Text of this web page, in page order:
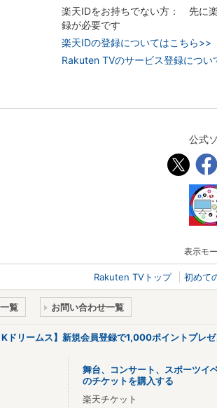
楽天IDをお持ちでない方： 先に
録が必要です
楽天IDの登録についてはこちら>>
Rakuten TVのサービス登録につい
公式
表示モ
Rakuten TVトップ 初めて
覧 お問い合わせ一覧
Kドリームス】新規会員登録で1,000ポイントプレゼ
舞台、コンサート、スポーツイ
のチケットを購入する
楽天チケット